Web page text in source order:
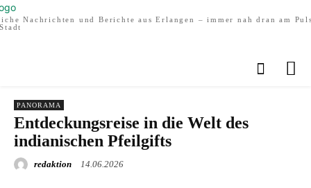
Nachrichten und Berichte aus Erlangen – immer nah dran am
PANORAMA
Entdeckungsreise in die Welt des
indianischen Pfeilgifts
redaktion 14.06.2026